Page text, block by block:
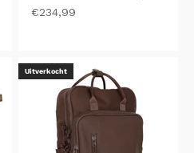
Aanbiedingsprijs
€234,99
Uitverkocht